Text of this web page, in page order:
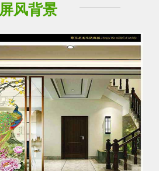
屏风背景